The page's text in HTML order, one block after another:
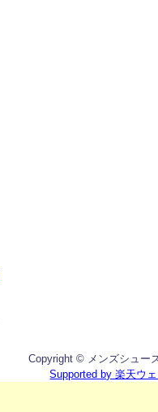
Copyright © メンズシュー
Supported by 楽天ウ